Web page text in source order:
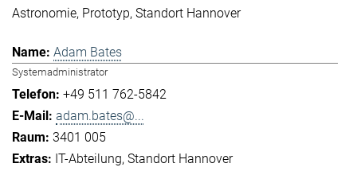
Astronomie Prototyp Standort Hannover
Adam Bates
Systemadministrator
+49 511 762-5842
adam.bates@...
3401 005
IT-Abteilung Standort Hannover